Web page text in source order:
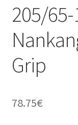
205/65-
Grip
78.75€